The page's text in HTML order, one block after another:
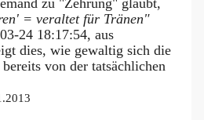
zu "Zehrung" glaubt,
= veraltet für Tränen"
24 18:17:54, aus
dies, wie gewaltig sich die
von der tatsächlichen